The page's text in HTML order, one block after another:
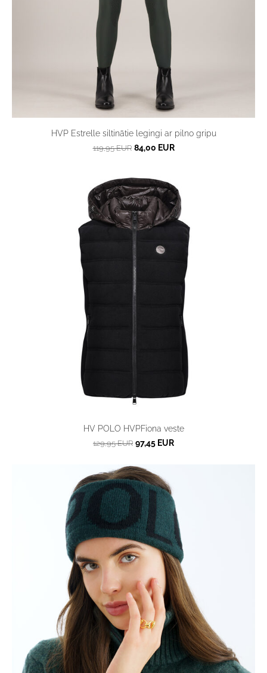
HVP Estrelle siltinātie legingi ar pilno gripu
119,95 EUR 84,00 EUR
HV POLO HVPFiona veste
129,95 EUR 97,45 EUR